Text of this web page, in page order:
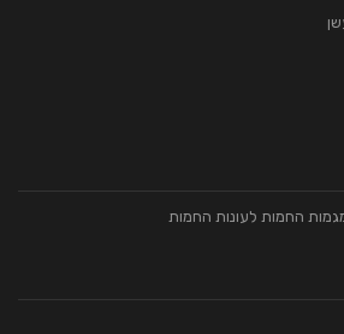
החמות לעונות החמות